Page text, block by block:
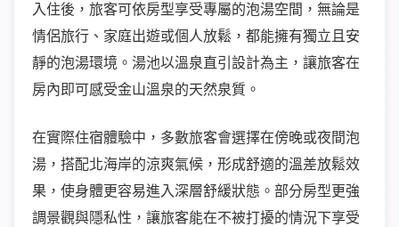
入住後，旅客可依房型享受專屬的泡湯空間，無論是
情侶旅行、家庭出遊或個人放鬆，都能擁有獨立且安
靜的泡湯環境。湯池以溫泉直引設計為主，讓旅客在
房內即可感受金山溫泉的天然泉質。
在實際住宿體驗中，多數旅客會選擇在傍晚或夜間泡
湯，搭配北海岸的涼爽氣候，形成舒適的溫差放鬆效
果，使身體更容易進入深層舒緩狀態。部分房型更強
調景觀與隱私性，讓旅客能在不被打擾的情況下享受